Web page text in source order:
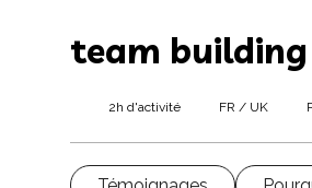
team building
2h d'activité FR / UK